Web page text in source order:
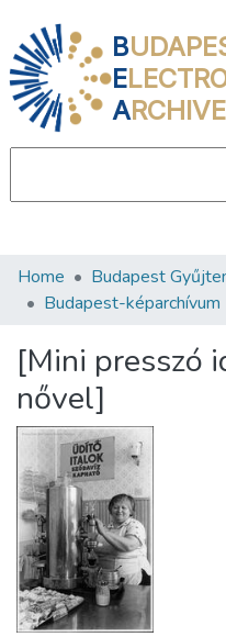
B
E
ARCHIVE
Communities &
Statistics
About us
Home Budapest
Budapest-képarchívum
[Mini presszó
nővel]